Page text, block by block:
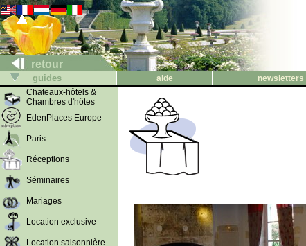
retour
guides aide newsletters
Chateaux-hôtels &
Chambres d'hôtes
EdenPlaces Europe
Paris
Réceptions
Séminaires
Mariages
Location exclusive
Location saisonnière